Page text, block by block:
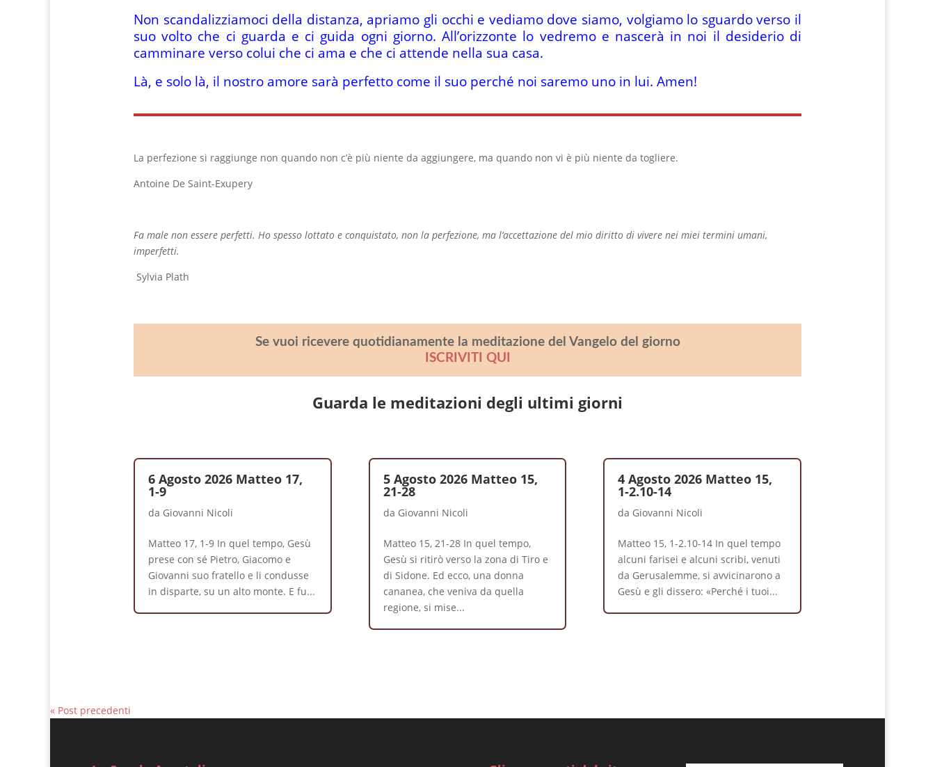
Non scandalizziamoci della distanza, apriamo gli occhi e vediamo dove siamo, volgiamo lo sguardo verso il
suo volto che ci guarda e ci guida ogni giorno. All’orizzonte lo vedremo e nascerà in noi il desiderio di
camminare verso colui che ci ama e che ci attende nella sua casa.
Là, e solo là, il nostro amore sarà perfetto come il suo perché noi saremo uno in lui. Amen!
La perfezione si raggiunge non quando non c’è più niente da aggiungere, ma quando non vi è più niente da togliere.
Antoine De Saint-Exupery
Fa male non essere perfetti. Ho spesso lottato e conquistato, non la perfezione, ma l’accettazione del mio diritto di vivere nei miei termini umani,
imperfetti.
Sylvia Plath
Se vuoi ricevere quotidianamente la meditazione del Vangelo del giorno
ISCRIVITI QUI
Guarda le meditazioni degli ultimi giorni
6 Agosto 2026 Matteo 17,
1-9
da Giovanni Nicoli
Matteo 17, 1-9 In quel tempo, Gesù
prese con sé Pietro, Giacomo e
Giovanni suo fratello e li condusse
in disparte, su un alto monte. E fu...
5 Agosto 2026 Matteo 15,
21-28
da Giovanni Nicoli
Matteo 15, 21-28 In quel tempo,
Gesù si ritirò verso la zona di Tiro e
di Sidone. Ed ecco, una donna
cananea, che veniva da quella
regione, si mise...
4 Agosto 2026 Matteo 15,
1-2.10-14
da Giovanni Nicoli
Matteo 15, 1-2.10-14 In quel tempo
alcuni farisei e alcuni scribi, venuti
da Gerusalemme, si avvicinarono a
Gesù e gli dissero: «Perché i tuoi...
« Post precedenti